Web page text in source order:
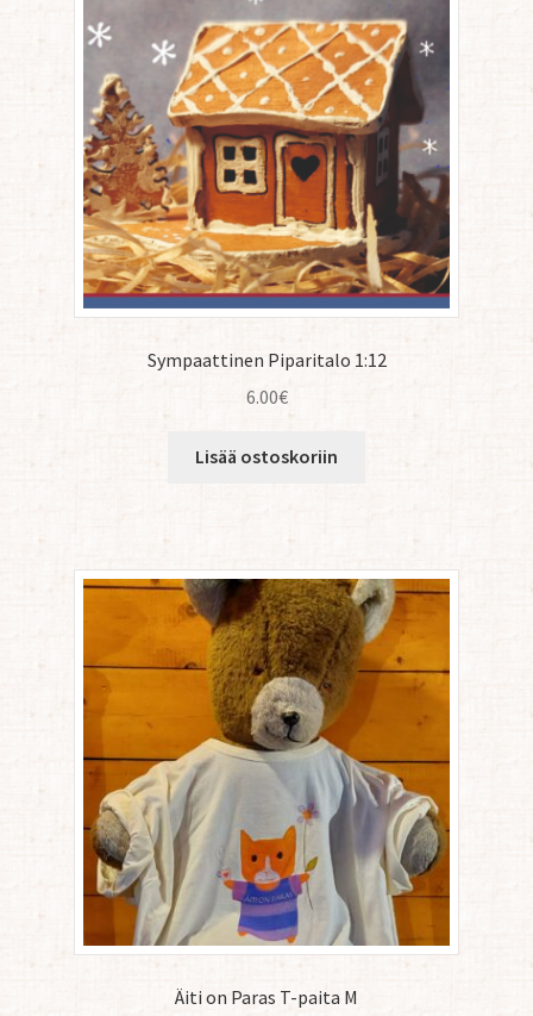
Sympaattinen Piparitalo 1:12
6.00€
Lisää ostoskoriin
Äiti on Paras T-paita M